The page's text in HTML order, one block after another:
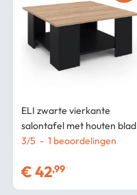
ELI zwarte vierkante
salontafel met houten blad
3/5 - 1 beoordelingen
€42,99